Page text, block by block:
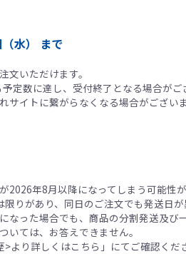
水） まで
いただけます。
定数に達し、受付終了となる場合がご
イトに繋がらなくなる場合がございま
年8月以降になってしまう可能性が
りがあり、同日のご注文でも発送日
った場合でも、商品の分割発送及び
ては、お答えできません。
より詳しくはこちら」にてご確認くだ